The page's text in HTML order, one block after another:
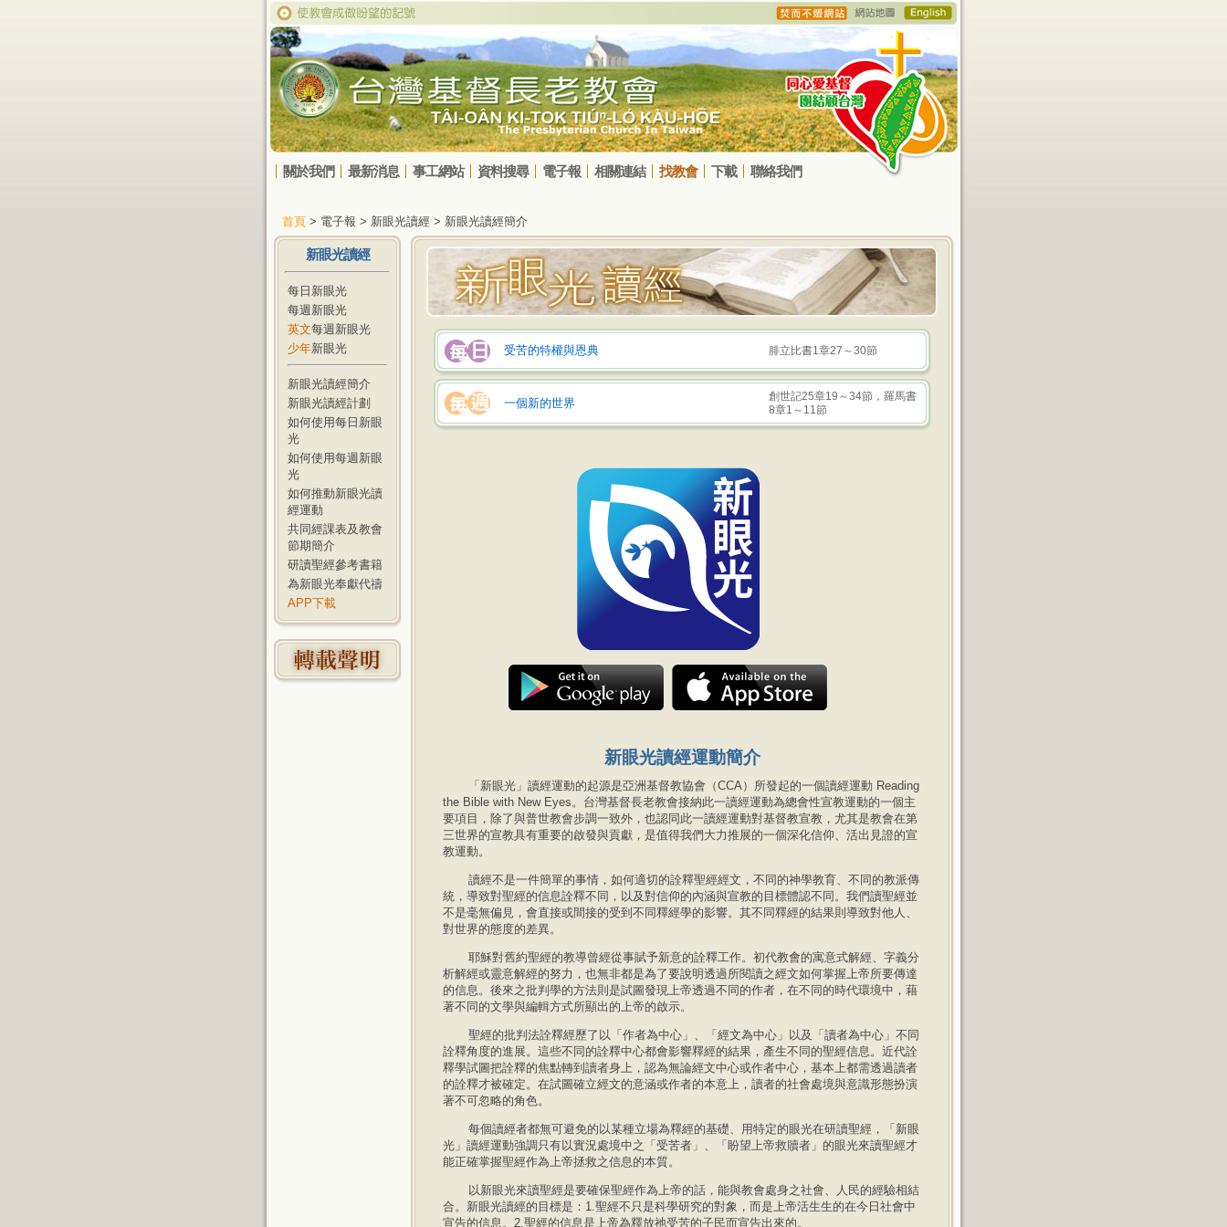
關於我們 最新消息 事工網站 資料搜尋 電子報 相關連結 找教會 下載 聯絡我們
首頁 > 電子報 > 新眼光讀經 > 新眼光讀經簡介
新眼光讀經
每日新眼光
每週新眼光
英文每週新眼光
少年新眼光
新眼光讀經簡介
新眼光讀經計劃
如何使用每日新眼
光
如何使用每週新眼
光
如何推動新眼光讀
經運動
共同經課表及教會
節期簡介
研讀聖經參考書籍
為新眼光奉獻代禱
APP下載
受苦的特權與恩典 腓立比書1章27～30節
一個新的世界
創世記25章19～34節，羅馬書
8章1～11節
新眼光讀經運動簡介
「新眼光」讀經運動的起源是亞洲基督教協會（CCA）所發起的一個讀經運動 Reading
the Bible with New Eyes。台灣基督長老教會接納此一讀經運動為總會性宣教運動的一個主
要項目，除了與普世教會步調一致外，也認同此一讀經運動對基督教宣教，尤其是教會在第
三世界的宣教具有重要的啟發與貢獻，是值得我們大力推展的一個深化信仰、活出見證的宣
教運動。
讀經不是一件簡單的事情，如何適切的詮釋聖經經文，不同的神學教育、不同的教派傳
統，導致對聖經的信息詮釋不同，以及對信仰的內涵與宣教的目標體認不同。我們讀聖經並
不是毫無偏見，會直接或間接的受到不同釋經學的影響。其不同釋經的結果則導致對他人、
對世界的態度的差異。
耶穌對舊約聖經的教導曾經從事賦予新意的詮釋工作。初代教會的寓意式解經、字義分
析解經或靈意解經的努力，也無非都是為了要說明透過所閱讀之經文如何掌握上帝所要傳達
的信息。後來之批判學的方法則是試圖發現上帝透過不同的作者，在不同的時代環境中，藉
著不同的文學與編輯方式所顯出的上帝的啟示。
聖經的批判法詮釋經歷了以「作者為中心」、「經文為中心」以及「讀者為中心」不同
詮釋角度的進展。這些不同的詮釋中心都會影響釋經的結果，產生不同的聖經信息。近代詮
釋學試圖把詮釋的焦點轉到讀者身上，認為無論經文中心或作者中心，基本上都需透過讀者
的詮釋才被確定。在試圖確立經文的意涵或作者的本意上，讀者的社會處境與意識形態扮演
著不可忽略的角色。
每個讀經者都無可避免的以某種立場為釋經的基礎、用特定的眼光在研讀聖經，「新眼
光」讀經運動強調只有以實況處境中之「受苦者」、「盼望上帝救贖者」的眼光來讀聖經才
能正確掌握聖經作為上帝拯救之信息的本質。
以新眼光來讀聖經是要確保聖經作為上帝的話，能與教會處身之社會、人民的經驗相結
合。新眼光讀經的目標是：1.聖經不只是科學研究的對象，而是上帝活生生的在今日社會中
宣告的信息。2.聖經的信息是上帝為釋放祂受苦的子民而宣告出來的。